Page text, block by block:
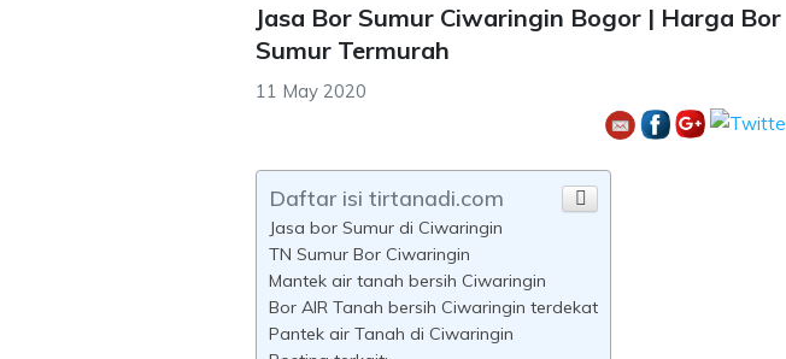
Jasa Bor Sumur Ciwaringin Bogor | Harga Bor
Sumur Termurah
11 May 2020
Daftar isi tirtanadi.com
Jasa bor Sumur di Ciwaringin
TN Sumur Bor Ciwaringin
Mantek air tanah bersih Ciwaringin
Bor AIR Tanah bersih Ciwaringin terdekat
Pantek air Tanah di Ciwaringin